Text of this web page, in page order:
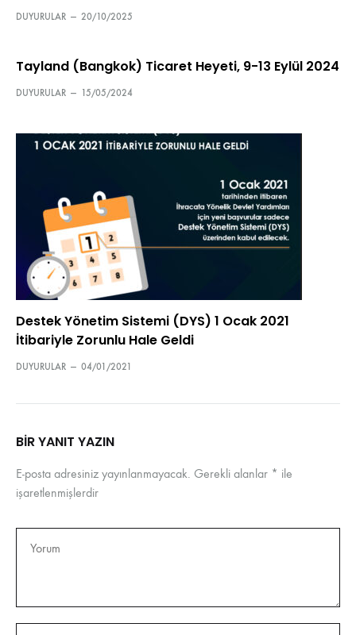
DUYURULAR — 20/10/2025
Tayland (Bangkok) Ticaret Heyeti, 9-13 Eylül 2024
DUYURULAR — 15/05/2024
Destek Yönetim Sistemi (DYS) 1 Ocak 2021
İtibariyle Zorunlu Hale Geldi
DUYURULAR — 04/01/2021
BIR YANIT YAZIN
E-posta adresiniz yayınlanmayacak. Gerekli alanlar * ile
işaretlenmişlerdir